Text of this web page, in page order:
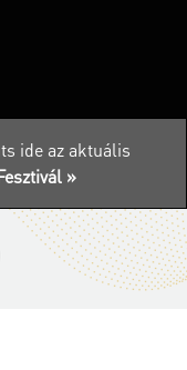
ide az aktuális
»